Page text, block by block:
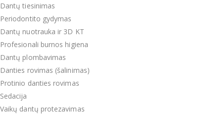
Dantų tiesinimas
Periodontito gydymas
Dantų nuotrauka ir 3D KT
Profesionali burnos higiena
Dantų plombavimas
Danties rovimas (šalinimas)
Protinio danties rovimas
Sedacija
Vaikų dantų protezavimas